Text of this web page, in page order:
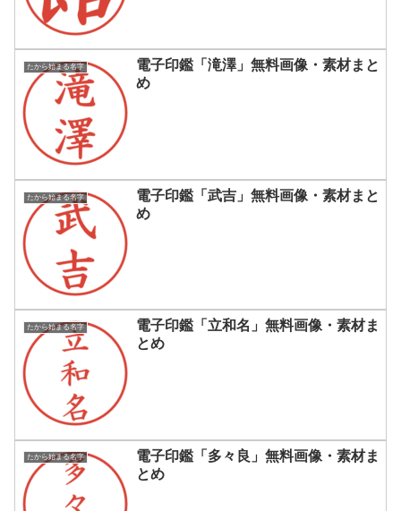
たから始まる名字
電子印鑑「滝澤」無料画像・素材まと
め
たから始まる名字
電子印鑑「武吉」無料画像・素材まと
め
たから始まる名字
電子印鑑「立和名」無料画像・素材ま
とめ
たから始まる名字
電子印鑑「多々良」無料画像・素材ま
とめ